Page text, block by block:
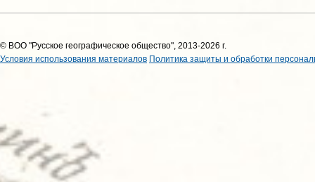
© ВОО "Русское географическое общество", 2013-2026 г.
Условия использования материалов Политика защиты и обработки